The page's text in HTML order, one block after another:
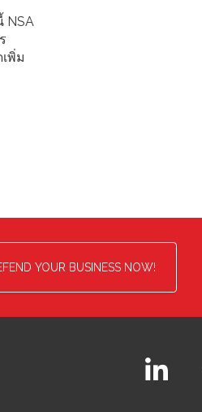
NSA
พิ่ม
YOUR BUSINESS NOW!